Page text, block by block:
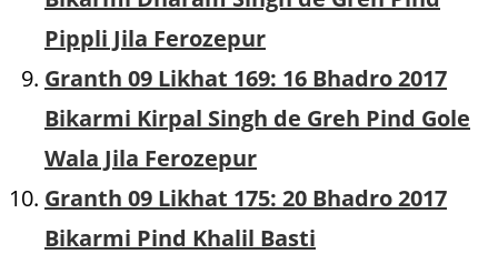
Pippli Jila Ferozepur
Granth 09 Likhat 169: 16 Bhadro 2017
Bikarmi Kirpal Singh de Greh Pind Gole
Wala Jila Ferozepur
Granth 09 Likhat 175: 20 Bhadro 2017
Bikarmi Pind Khalil Basti